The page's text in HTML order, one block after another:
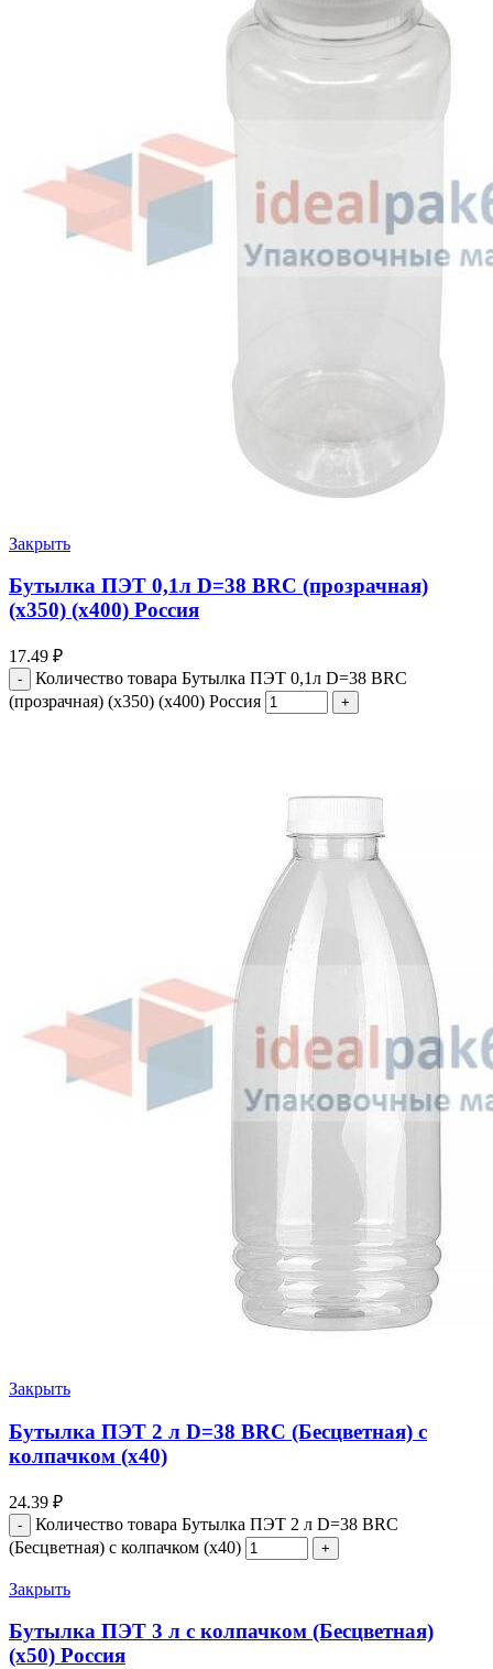
Закрыть
Бутылка ПЭТ 0,1л D=38 BRC (прозрачная)
(х350) (х400) Россия
17.49 ₽
Количество товара Бутылка ПЭТ 0,1л D=38 BRC
(прозрачная) (х350) (х400) Россия
Закрыть
Бутылка ПЭТ 2 л D=38 BRC (Бесцветная) с
колпачком (х40)
24.39 ₽
Количество товара Бутылка ПЭТ 2 л D=38 BRC
(Бесцветная) с колпачком (х40)
Закрыть
Бутылка ПЭТ 3 л с колпачком (Бесцветная)
(х50) Россия